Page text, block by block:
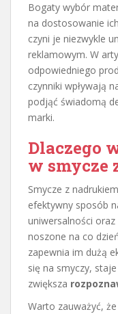
Bogaty wybór
na dostosowanie
czyni je niezwykle
reklamowym. W
odpowiedniego
czynniki wpływają
podjąć świadomą
marki.
Dlaczego
w smycze
Smycze z
efektywny sposób
uniwersalności
noszone na co
zapewnia im dużą
się na smyczy,
zwiększa
Warto zauważyć,